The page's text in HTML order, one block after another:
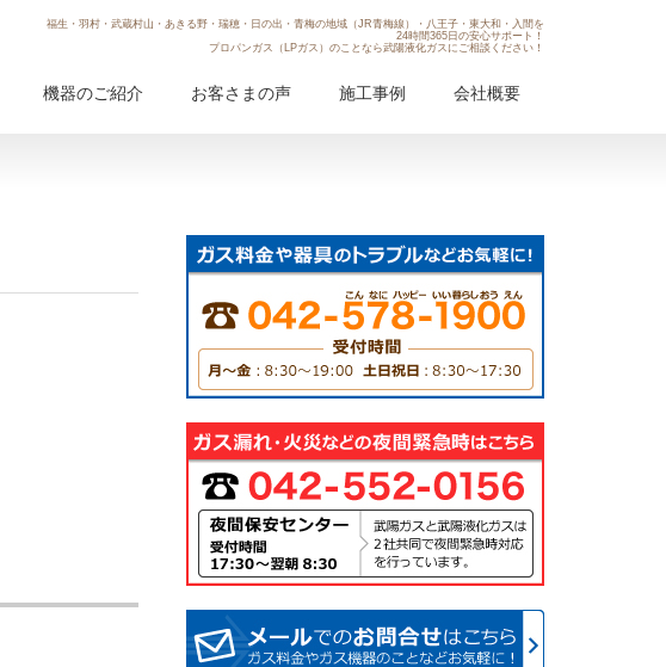
福生・羽村・武蔵村山・あきる野・瑞穂・日の出・青梅の地域（JR青梅線）・八王子・東大和・入間を
24時間365日の安心サポート！
プロパンガス（LPガス）のことなら武陽液化ガスにご相談ください！
機器のご紹介 お客さまの声 施工事例 会社概要